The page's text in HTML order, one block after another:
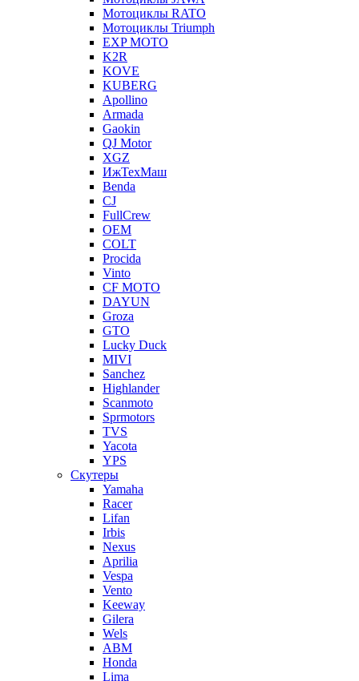
Мотоциклы RATO
Мотоциклы Triumph
EXP MOTO
K2R
KOVE
KUBERG
Apollino
Armada
Gaokin
QJ Motor
XGZ
ИжТехМаш
Benda
CJ
FullCrew
OEM
COLT
Procida
Vinto
CF MOTO
DAYUN
Groza
GTO
Lucky Duck
MIVI
Sanchez
Highlander
Scanmoto
Sprmotors
TVS
Yacota
YPS
Скутеры
Yamaha
Racer
Lifan
Irbis
Nexus
Aprilia
Vespa
Vento
Keeway
Gilera
Wels
ABM
Honda
Lima